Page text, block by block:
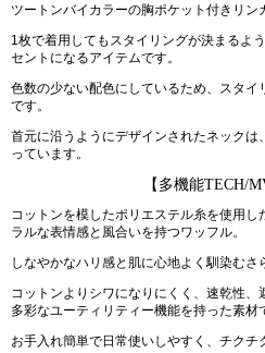
ツートンバイカラーの胸ポケット付きリン
1枚で着用してもスタイリングが決まるよ
セントになるアイテムです。
色数の少ない配色にしているため、スタイ
です。
首元に沿うようにデザインされたネック
っています。
【多機能TECH/
コットンを模したポリエステル糸を使用
ラルな表情感と風合いを持つワッフル。
しなやかなハリ感と肌に心地よく馴染むさ
コットンよりシワになりにくく、速乾性
多彩なユーティリティー機能を持った素材
お手入れ簡単で日常使いしやすく、チクチ